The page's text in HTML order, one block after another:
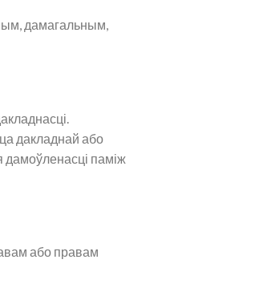
дамагальным,
дакладнай або
паміж
або правам